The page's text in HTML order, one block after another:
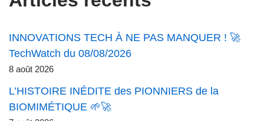
INNOVATIONS TECH À NE PAS MANQUER ! 🚀
TechWatch du 08/08/2026
8 août 2026
L’HISTOIRE INÉDITE des PIONNIERS de la
BIOMIMÉTIQUE 🌱🚀